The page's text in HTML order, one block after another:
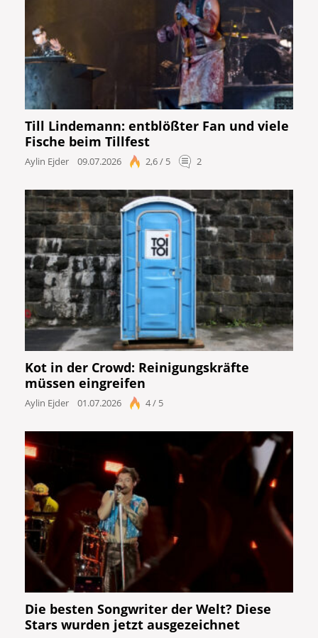
Till Lindemann: entblößter Fan und viele
Fische beim Tillfest
Aylin Ejder 09.07.2026 2,6 / 5 2
Kot in der Crowd: Reinigungskräfte
müssen eingreifen
Aylin Ejder 01.07.2026 4 / 5
Die besten Songwriter der Welt? Diese
Stars wurden jetzt ausgezeichnet